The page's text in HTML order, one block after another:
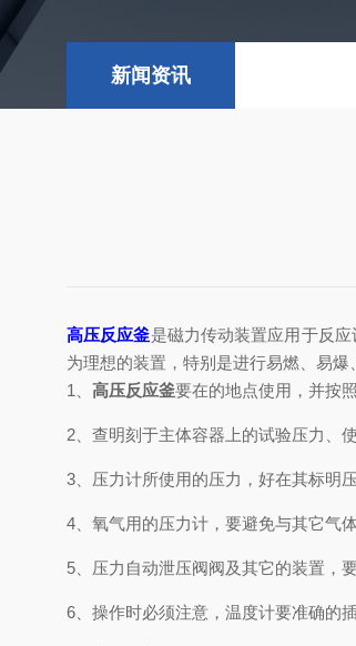
新闻资讯
高压反应釜是磁力传动装置应用于反
为理想的装置，特别是进行易燃、易
1、 高压反应釜要在的地点使用，并按
2、查明刻于主体容器上的试验压力、
3、压力计所使用的压力，好在其标明
4、氧气用的压力计，要避免与其它气
5、压力自动泄压阀阀及其它的装置，
6、操作时必须注意，温度计要准确的